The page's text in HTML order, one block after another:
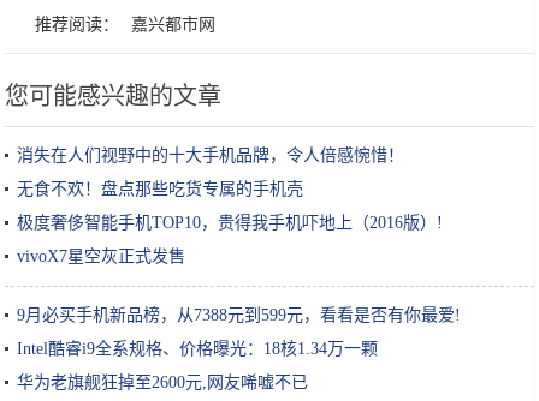
推荐阅读： 嘉兴都市网
您可能感兴趣的文章
消失在人们视野中的十大手机品牌，令人倍感惋惜！
无食不欢！盘点那些吃货专属的手机壳
极度奢侈智能手机TOP10，贵得我手机吓地上（2016版）!
vivoX7星空灰正式发售
9月必买手机新品榜，从7388元到599元，看看是否有你最爱!
Intel酷睿i9全系规格、价格曝光：18核1.34万一颗
华为老旗舰狂掉至2600元,网友唏嘘不已